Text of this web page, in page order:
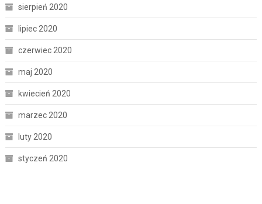
sierpień 2020
lipiec 2020
czerwiec 2020
maj 2020
kwiecień 2020
marzec 2020
luty 2020
styczeń 2020